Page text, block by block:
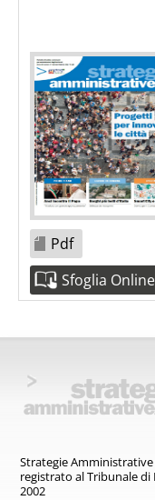
Pdf
Sfoglia Online
Strategie
registratoal Tribunale di
2002